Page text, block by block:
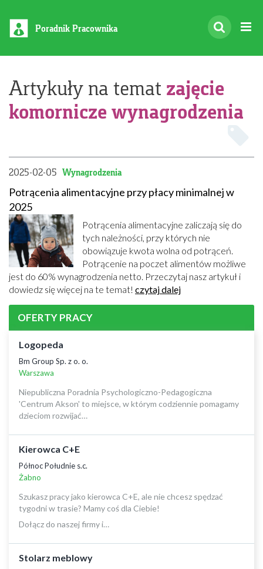
Poradnik Pracownika
Artykuły na temat zajęcie
komornicze wynagrodzenia
2025-02-05 Wynagrodzenia
Potrącenia alimentacyjne przy płacy minimalnej w
2025
Potrącenia alimentacyjne zaliczają się do
tych należności, przy których nie
obowiązuje kwota wolna od potrąceń.
Potrącenie na poczet alimentów możliwe
jest do 60% wynagrodzenia netto. Przeczytaj nasz artykuł i
dowiedz się więcej na te temat! czytaj dalej
OFERTY PRACY
Logopeda
Bm Group Sp. z o. o.
Warszawa
Niepubliczna Poradnia Psychologiczno-Pedagogiczna
'Centrum Akson' to miejsce, w którym codziennie pomagamy
dzieciom rozwijać…
Kierowca C+E
Północ Południe s.c.
Żabno
Szukasz pracy jako kierowca C+E, ale nie chcesz spędzać
tygodni w trasie? Mamy coś dla Ciebie!
Dołącz do naszej firmy i…
Stolarz meblowy